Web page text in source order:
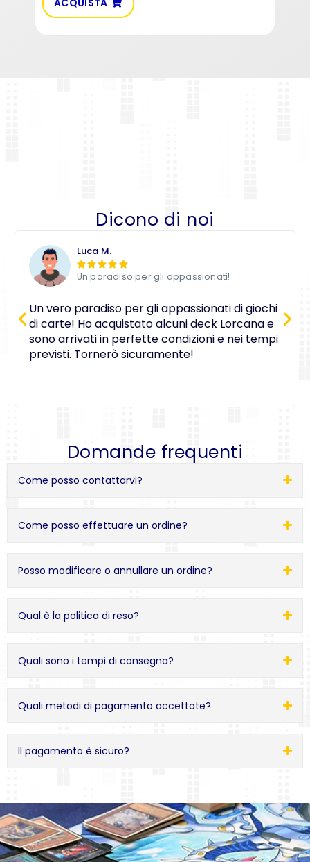
Dicono di noi
Luca M.
 
Un paradiso per gli appassionati!
Un vero paradiso per gli appassionati di giochi
di carte! Ho acquistato alcuni deck Lorcana e
sono arrivati in perfette condizioni e nei tempi
previsti. Tornerò sicuramente!
Domande frequenti
Come posso contattarvi?
Come posso effettuare un ordine?
Posso modificare o annullare un ordine?
Qual è la politica di reso?
Quali sono i tempi di consegna?
Quali metodi di pagamento accettate?
Il pagamento è sicuro?